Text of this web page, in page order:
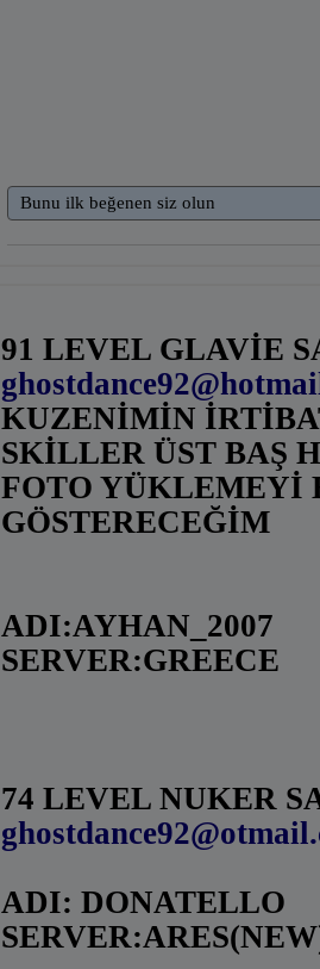
Bunu ilk beğenen siz olun
91 LEVEL GLAVİE
KUZENİMİN
SKİLLER ÜST BAŞ
FOTO YÜKLEMEYİ
GÖSTERECEĞİM
ADI:AYHAN_2007
SERVER:GREECE
74 LEVEL NUKER
ADI: DONATELLO